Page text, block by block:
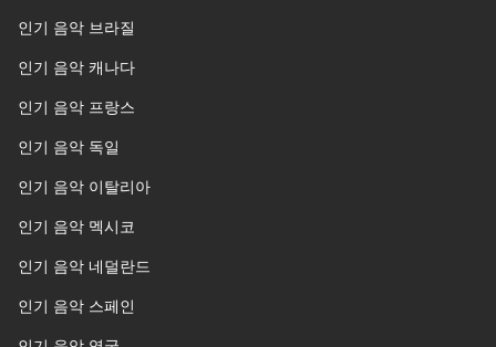
인기 음악 브라질
인기 음악 캐나다
인기 음악 프랑스
인기 음악 독일
인기 음악 이탈리아
인기 음악 멕시코
인기 음악 네덜란드
인기 음악 스페인